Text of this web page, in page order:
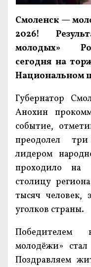
Смоленск —
2026!
молодых»
сегодня на
Национальном
Губернатор
Анохин
событие,
преодолел
лидером
проходило на
столицу
тысяч человек,
уголков страны.
молодёжи»
Поздравляем